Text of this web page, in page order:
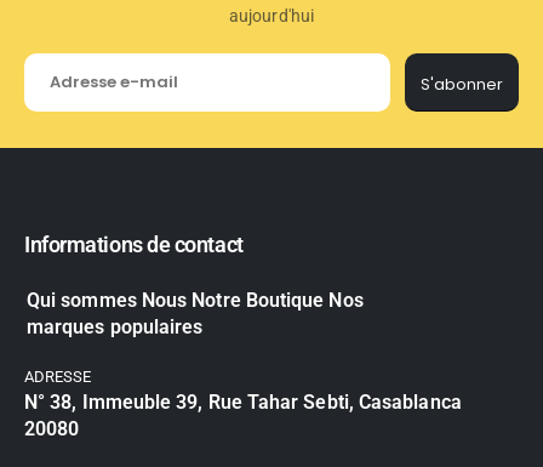
aujourd'hui
S'abonner
Informations de contact
Qui sommes Nous Notre Boutique Nos
marques populaires
ADRESSE
N° 38, Immeuble 39, Rue Tahar Sebti, Casablanca
20080